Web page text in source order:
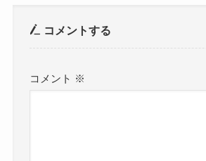
コメントする
コメント ※